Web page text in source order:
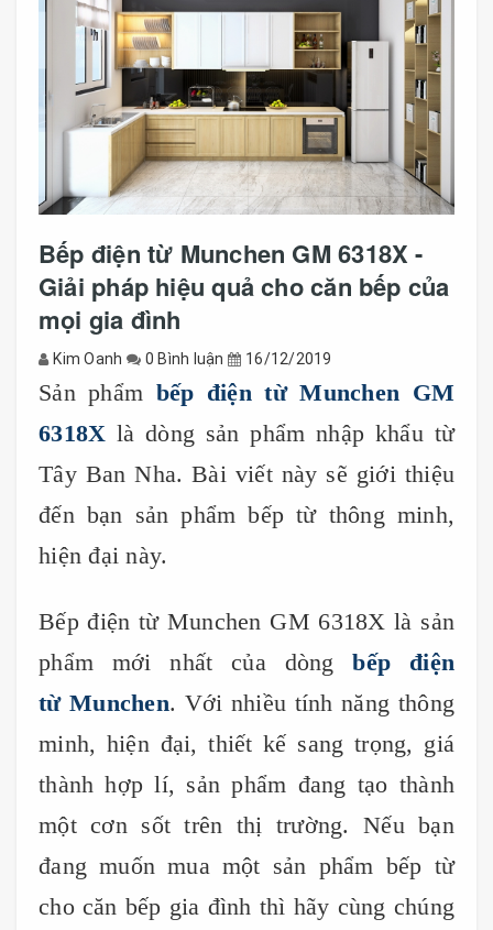
Bếp điện từ Munchen GM 6318X -
Giải pháp hiệu quả cho căn bếp của
mọi gia đình
Kim Oanh 0 Bình luận 16/12/2019
Sản phẩm bếp điện từ Munchen GM
6318X là dòng sản phẩm nhập khẩu từ
Tây Ban Nha. Bài viết này sẽ giới thiệu
đến bạn sản phẩm bếp từ thông minh,
hiện đại này.
Bếp điện từ Munchen GM 6318X là sản
phẩm mới nhất của dòngbếp điện
từ Munchen. Với nhiều tính năng thông
minh, hiện đại, thiết kế sang trọng, giá
thành hợp lí, sản phẩm đang tạo thành
một cơn sốt trên thị trường. Nếu bạn
đang muốn mua một sản phẩm bếp từ
cho căn bếp gia đình thì hãy cùng chúng